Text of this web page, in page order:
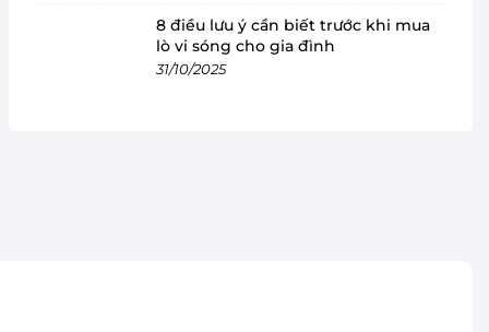
8 điều lưu ý cần biết trước khi mua
lò vi sóng cho gia đình
31/10/2025